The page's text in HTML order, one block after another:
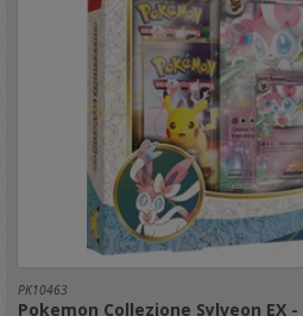
PK10463
Pokemon Collezione Sylveon EX -